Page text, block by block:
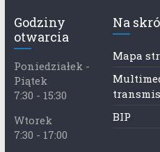
Godziny
otwarcia
Poniedziałek -
Piątek
7:30 - 15:30
Wtorek
7:30 - 17:00
Na
Mapa
BIP